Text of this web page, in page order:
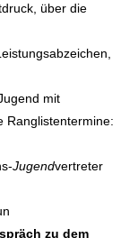
über die
mit
Ranglistentermine:
Jugendvertreter
zu dem